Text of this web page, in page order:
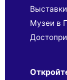
Музеи в